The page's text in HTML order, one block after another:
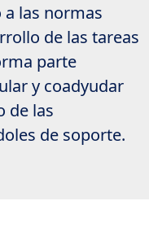
a las normas
de las tareas
parte
y coadyudar
de las
de soporte.